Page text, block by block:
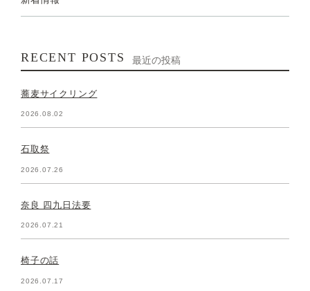
RECENT POSTS 最近の投稿
蕎麦サイクリング
2026.08.02
石取祭
2026.07.26
奈良 四九日法要
2026.07.21
椅子の話
2026.07.17